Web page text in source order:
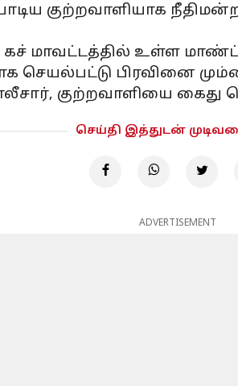
குற்றவாளியாக
கச் மாவட்டத்தில் உள்ள
செயல்பட்டு பிரவினை
குற்றவாளியை கைது
செய்தி இத்துடன்
ADVERTISEMENT